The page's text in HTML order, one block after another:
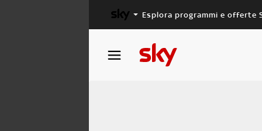
Esplora programmi e offerte